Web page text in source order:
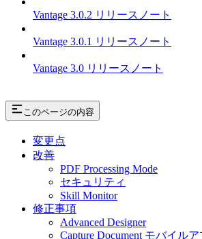
Vantage 3.0.2 リリースノート
Vantage 3.0.1 リリースノート
Vantage 3.0 リリースノート
このページの内容
変更点
改善
PDF Processing Mode
セキュリティ
Skill Monitor
修正事項
Advanced Designer
Capture Document モバイルア